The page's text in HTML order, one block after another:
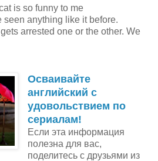
is so funny to me
seen anything like it before.
arrested one or the other. We
Осваивайте
английский с
удовольствием по
сериалам!
Если эта информация
полезна для вас,
поделитесь с друзьями из